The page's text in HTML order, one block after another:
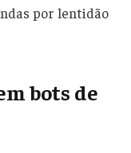
por lentidão
bots de